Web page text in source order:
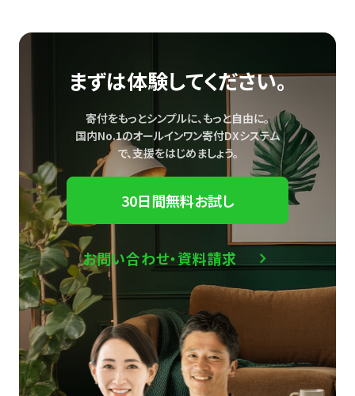
まずは体験してください。
寄付をもっとシンプルに、もっと自由に。
国内No.1のオールインワン寄付DXシステム
で、支援をはじめましょう。
30日間無料お試し
お問い合わせ・資料請求